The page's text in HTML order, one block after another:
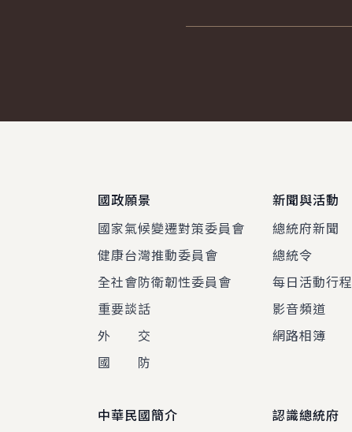
國政願景
國家氣候變遷對策委員會
健康台灣推動委員會
全社會防衛韌性委員會
重要談話
外 交
國 防
新聞與活動
總統府新聞
總統令
每日活動行程
影音頻道
網路相簿
中華民國簡介 認識總統府